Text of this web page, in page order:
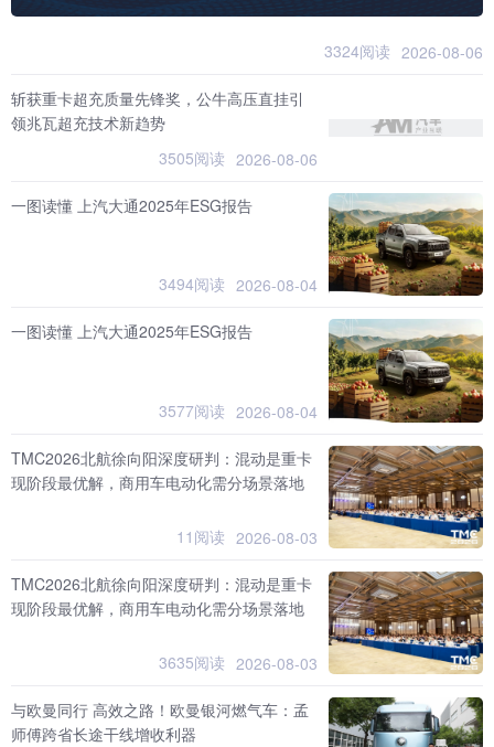
3324阅读 2026-08-06
斩获重卡超充质量先锋奖，公牛高压直挂引
领兆瓦超充技术新趋势
3505阅读 2026-08-06
一图读懂 上汽大通2025年ESG报告
3494阅读 2026-08-04
一图读懂 上汽大通2025年ESG报告
3577阅读 2026-08-04
TMC2026北航徐向阳深度研判：混动是重卡
现阶段最优解，商用车电动化需分场景落地
11阅读 2026-08-03
TMC2026北航徐向阳深度研判：混动是重卡
现阶段最优解，商用车电动化需分场景落地
3635阅读 2026-08-03
与欧曼同行 高效之路！欧曼银河燃气车：孟
师傅跨省长途干线增收利器